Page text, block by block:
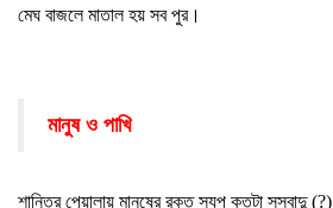
মেঘ বাজলে মাতাল হয় সব পুর।
মানুষ ও পাখি
শান্তির পেয়ালায় মানুষের রক্ত স্যুপ কতটা সুস্বাদু (?)